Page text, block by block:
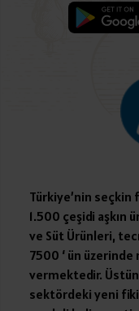
Türkiye’nin seçkin
1.500 çeşidi aşkın
ve Süt Ürünleri,
7500 ‘ ün
vermektedir.
sektördeki yeni